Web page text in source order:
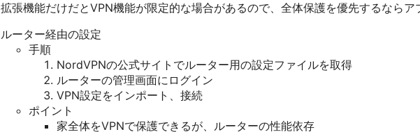
拡張機能だけだとVPN機能が限定的な場合があるので、全体保護を優先するならア
ルーター経由の設定
手順
NordVPNの公式サイトでルーター用の設定ファイルを取得
ルーターの管理画面にログイン
VPN設定をインポート、接続
ポイント
家全体をVPNで保護できるが、ルーターの性能依存